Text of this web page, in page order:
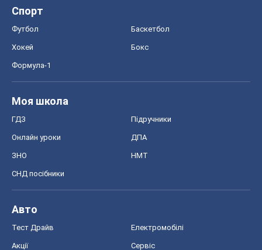
Спорт
Футбол Баскетбол
Хокей Бокс
Формула-1
Моя школа
ГДЗ Підручники
Онлайн уроки ДПА
ЗНО НМТ
СНД посібники
Авто
Тест Драйв Електромобілі
Акції Сервіс